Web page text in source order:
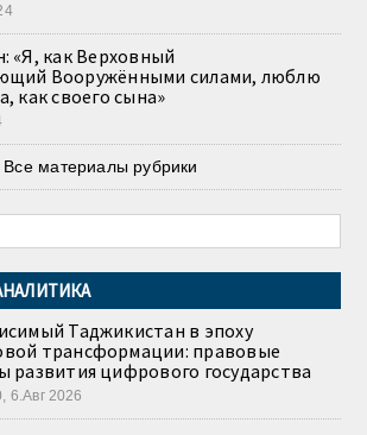
«Я, как Верховный
Вооружёнными силами, люблю
как своего сына»
Все материалы рубрики
Таджикистан в эпоху
трансформации: правовые
развития цифрового государства
6.Авг 2026